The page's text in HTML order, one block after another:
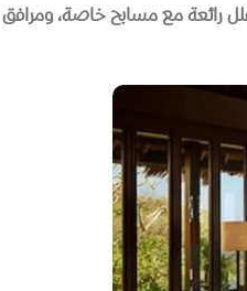
رائعة مع مسابح خاصة، ومرافق